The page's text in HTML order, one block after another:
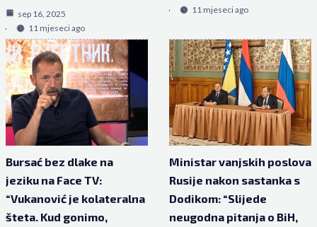
sep 16, 2025
11 mjeseci ago
11 mjeseci ago
Bursać bez dlake na
jeziku na Face TV:
“Vukanović je kolateralna
šteta. Kud gonimo,
Ministar vanjskih poslova
Rusije nakon sastanka s
Dodikom: “Slijede
neugodna pitanja o BiH,